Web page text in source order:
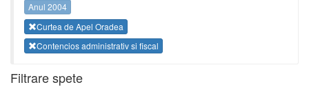
Anul 2004
Curtea de Apel Oradea
Contencios administrativ si fiscal
Filtrare spete